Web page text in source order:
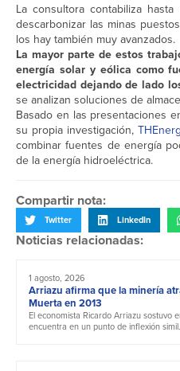
La consultora contabiliza
descarbonizar las minas
los hay también muy avanzados.
La mayor parte de estos
energía solar y eólica como
electricidad dejando de lado
se analizan soluciones de
Basado en las presentaciones
su propia investigación,
combinar fuentes de energía
de la energía hidroeléctrica.
Compartir nota:
Twitter LinkedIn
Noticias relacionadas:
1 agosto, 2026
Arriazu afirma que la minería
Muerta en 2013
El economista Ricardo Arriazu sostuvo
encuentra en un punto de inflexión